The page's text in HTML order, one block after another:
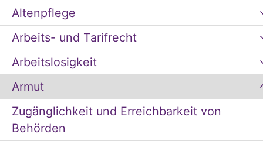
Altenpflege
Arbeits- und Tarifrecht
Arbeitslosigkeit
Armut
Zugänglichkeit und Erreichbarkeit von
Behörden